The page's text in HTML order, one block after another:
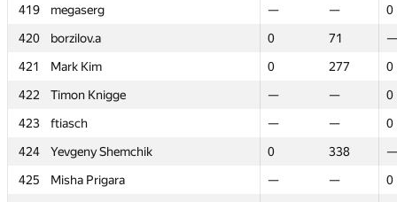
419
megaserg — —
0
420
borzilov.a 0 71
—
421
Mark Kim 0 277
0
422
Timon Knigge — —
0
423
ftiasch — —
0
424
Yevgeny Shemchik 0 338
—
425
Misha Prigara — —
0
419
megaserg — —
0
420
borzilov.a 0 71
—
421
Mark Kim 0 277
0
422
Timon Knigge — —
0
423
ftiasch — —
0
424
Yevgeny Shemchik 0 338
—
425
Misha Prigara — —
0